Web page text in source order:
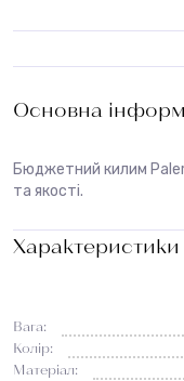
Основна
Бюджетний килим
та якості.
Характеристики
Вага:
Колір:
Матеріал: